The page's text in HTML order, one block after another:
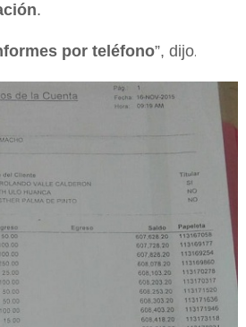
.
por teléfono”, dijo.